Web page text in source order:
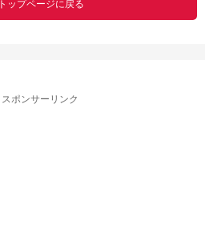
ップページに戻る
ポンサーリンク